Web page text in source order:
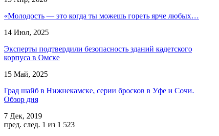
«Молодость — это когда ты можешь гореть ярче любых…
14 Июл, 2025
Эксперты подтвердили безопасность зданий кадетского
корпуса в Омске
15 Май, 2025
Град шайб в Нижнекамске, серии бросков в Уфе и Сочи.
Обзор дня
7 Дек, 2019
пред. след. 1 из 1 523